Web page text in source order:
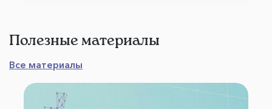
Полезные материалы
Все материалы